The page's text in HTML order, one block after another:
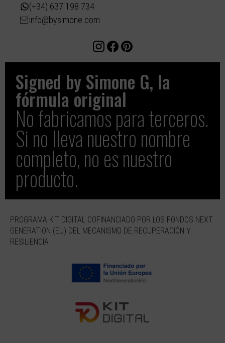
(+34) 637 198 734
info@bysimone.com
Signed by Simone G, la
fórmula original​
No fabricamos para terceros.
Si no lleva nuestro nombre
completo, no es nuestro
producto.
PROGRAMA KIT DIGITAL COFINANCIADO POR LOS FONDOS NEXT
GENERATION (EU) DEL MECANISMO DE RECUPERACIÓN Y
RESILIENCIA